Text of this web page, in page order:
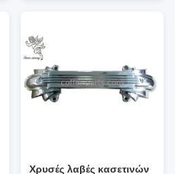
Χρυσές λαβές κασετινών